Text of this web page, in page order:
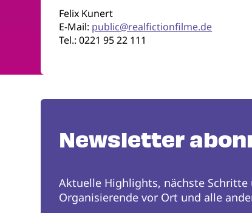
Felix Kunert
E-Mail: public@realfictionfilme.de
Tel.: 0221 95 22 111
Newsletter
Aktuelle Highlights, nächste
Organisierende vor Ort und alle